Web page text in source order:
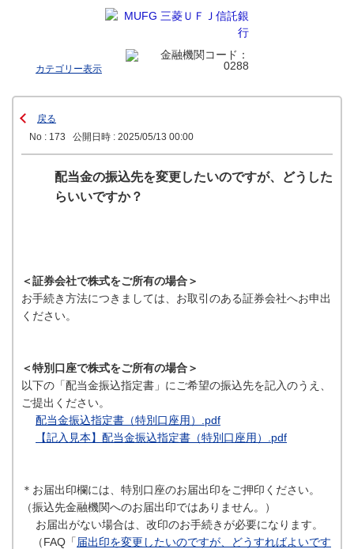
カテゴリー表示
戻る
No : 173
公開日時 : 2025/05/13 00:00
配当金の振込先を変更したいのですが、どうした
らいいですか？
＜証券会社で株式をご所有の場合＞
お手続き方法につきましては、お取引のある証券会社へお申出
ください。
＜特別口座で株式をご所有の場合＞
以下の「配当金振込指定書」にご希望の振込先を記入のうえ、
ご提出ください。
配当金振込指定書（特別口座用）.pdf
【記入見本】配当金振込指定書（特別口座用）.pdf
＊お届出印欄には、特別口座のお届出印をご押印ください。
（振込先金融機関へのお届出印ではありません。）
お届出がない場合は、改印のお手続きが必要になります。
（FAQ「 届出印を変更したいのですが、どうすればよいです